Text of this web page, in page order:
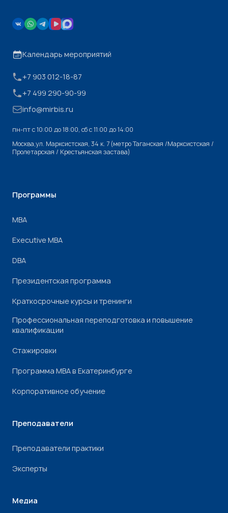
Календарь мероприятий
+7 903 012-18-87
+7 499 290-90-99
info@mirbis.ru
пн-пт с 10:00 до 18:00, cб с 11:00 до 14:00
Москва,ул. Марксистская, 34 к. 7 (метро Таганская /Марксистская /
Пролетарская / Крестьянская застава)
Программы
МВА
Executive MBA
DBA
Президентская программа
Краткосрочные курсы и тренинги
Профессиональная переподготовка и повышение
квалификации
Стажировки
Программа МВА в Екатеринбурге
Корпоративное обучение
Преподаватели
Преподаватели практики
Эксперты
Медиа